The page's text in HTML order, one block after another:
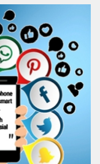
DISCLAIMER
KODE ETIK